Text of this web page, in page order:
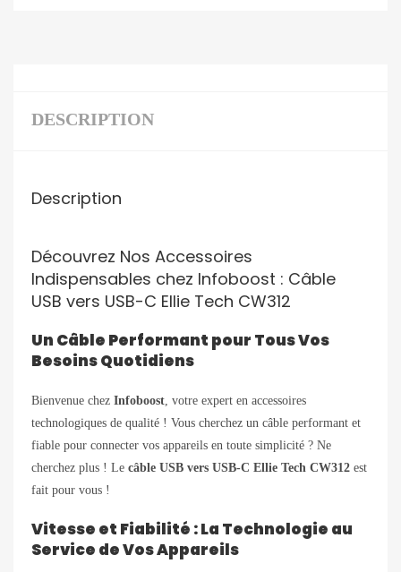
DESCRIPTION
Description
Découvrez Nos Accessoires
Indispensables chez Infoboost : Câble
USB vers USB-C Ellie Tech CW312
Un Câble Performant pour Tous Vos
Besoins Quotidiens
Bienvenue chez Infoboost, votre expert en accessoires
technologiques de qualité ! Vous cherchez un câble performant et
fiable pour connecter vos appareils en toute simplicité ? Ne
cherchez plus ! Le câble USB vers USB-C Ellie Tech CW312 est
fait pour vous !
Vitesse et Fiabilité : La Technologie au
Service de Vos Appareils